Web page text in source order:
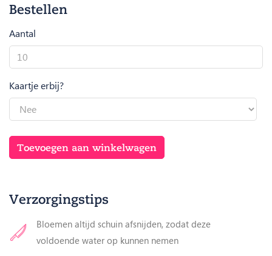
Bestellen
Aantal
Pink
Athena
aantal
Kaartje erbij?
Toevoegen aan winkelwagen
Verzorgingstips
Bloemen altijd schuin afsnijden, zodat deze
voldoende water op kunnen nemen